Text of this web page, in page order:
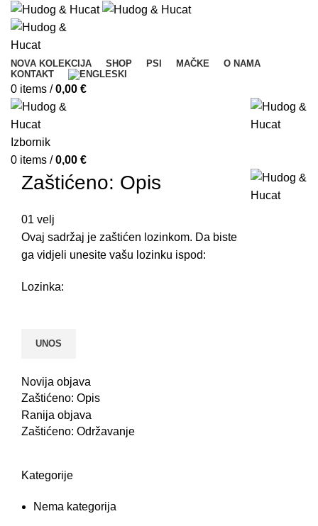
NOVA KOLEKCIJA SHOP PSI MAČKE
O NAMA
KONTAKT
0 items / 0,00 €
Izbornik
0 items / 0,00 €
Zaštićeno: Opis
01 velj
Ovaj sadržaj je zaštićen lozinkom. Da biste
ga vidjeli unesite vašu lozinku ispod:
Lozinka:
Novija objava
Zaštićeno: Opis
Ranija objava
Zaštićeno: Održavanje
Kategorije
Nema kategorija